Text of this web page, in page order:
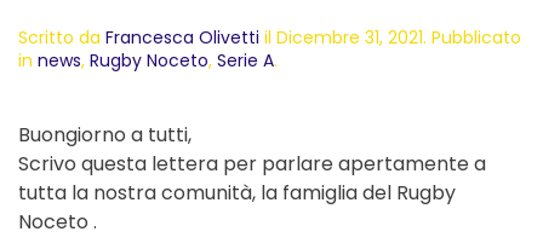
Scritto da Francesca Olivetti il Dicembre 31, 2021. Pubblicato
in news, Rugby Noceto, Serie A.
Buongiorno a tutti,
Scrivo questa lettera per parlare apertamente a
tutta la nostra comunità, la famiglia del Rugby
Noceto .